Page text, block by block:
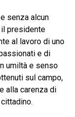
senza alcun
presidente
al lavoro di uno
e di
umiltà e senso
sul campo,
alla carenza di